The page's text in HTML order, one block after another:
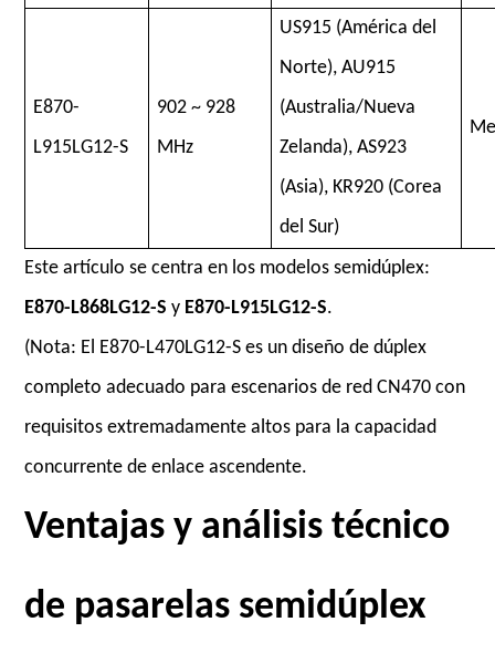
E870-
L915LG12-S
902 ~ 928
MHz
US915 (América del
Norte), AU915
(Australia/Nueva
Zelanda), AS923
(Asia), KR920 (Corea
del Sur)
Este artículo se centra en los modelos semidúplex:
E870-L868LG12-S y E870-L915LG12-S.
(Nota: El E870-L470LG12-S es un diseño de dúplex
completo adecuado para escenarios de red CN470 con
requisitos extremadamente altos para la capacidad
concurrente de enlace ascendente.
Ventajas y análisis técnico
de pasarelas semidúplex